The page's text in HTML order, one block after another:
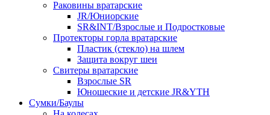
Раковины вратарские
JR/Юниорские
SR&INT/Взрослые и Подростковые
Протекторы горла вратарские
Пластик (стекло) на шлем
Защита вокруг шеи
Свитеры вратарские
Взрослые SR
Юношеские и детские JR&YTH
Сумки/Баулы